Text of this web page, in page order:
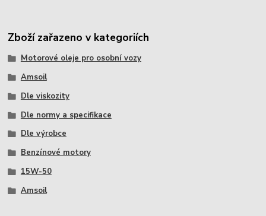
Zboží zařazeno v kategoriích
Motorové oleje pro osobní vozy
Amsoil
Dle viskozity
Dle normy a specifikace
Dle výrobce
Benzínové motory
15W-50
Amsoil